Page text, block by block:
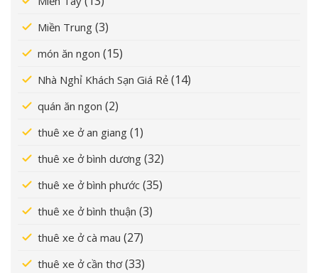
Miền Trung (3)
món ăn ngon (15)
Nhà Nghỉ Khách Sạn Giá Rẻ (14)
quán ăn ngon (2)
thuê xe ở an giang (1)
thuê xe ở bình dương (32)
thuê xe ở bình phước (35)
thuê xe ở bình thuận (3)
thuê xe ở cà mau (27)
thuê xe ở cần thơ(33)